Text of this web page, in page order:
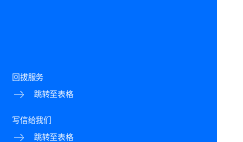
回拔服务
跳转至表格
写信给我们
跳转至表格